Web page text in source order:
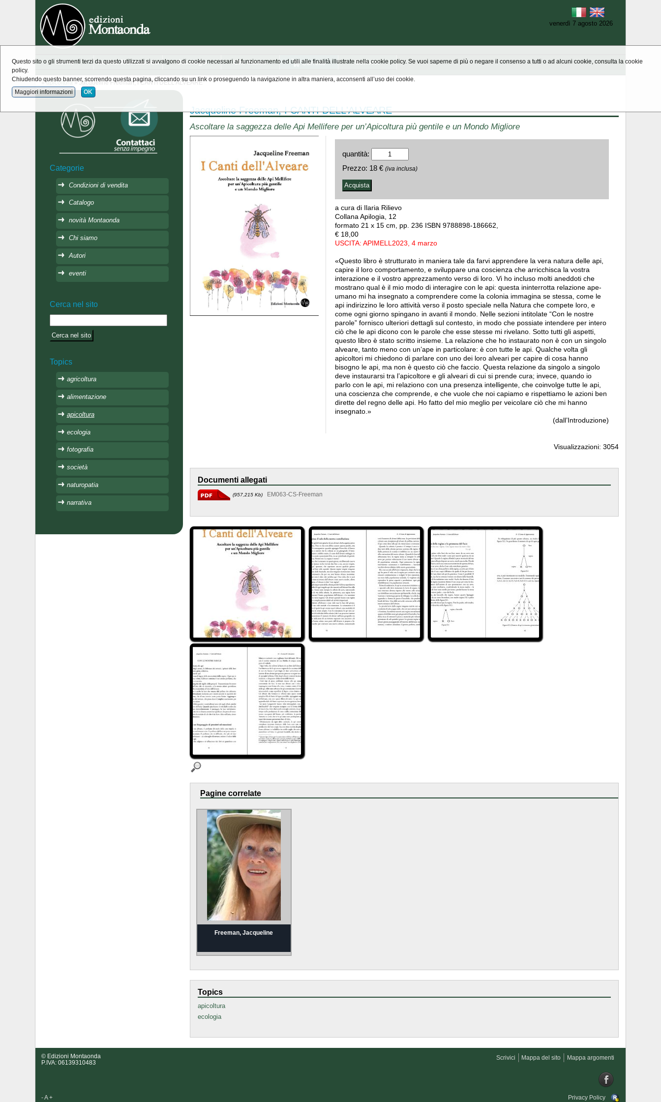
venerdì 7 agosto 2026
Home novità Montaonda Catalogo Chi siamo Scrivici
»apicoltura » Jacqueline Freeman, I CANTI DELL'ALVEARE
Jacqueline Freeman, I CANTI DELL'ALVEARE
Ascoltare la saggezza delle Api Mellifere per un’Apicoltura più gentile e un Mondo Migliore
quantità:
Prezzo: 18 € (iva inclusa)
a cura di Ilaria Rilievo
Collana Apilogia, 12
formato 21 x 15 cm, pp. 236 ISBN 9788898-186662,
€ 18,00
USCITA: APIMELL2023, 4 marzo
«Questo libro è strutturato in maniera tale da farvi apprendere la vera natura delle api,
capire il loro comportamento, e sviluppare una coscienza che arricchisca la vostra
interazione e il vostro apprezzamento verso di loro. Vi ho incluso molti aneddoti che
mostrano qual è il mio modo di interagire con le api: questa ininterrotta relazione ape-
umano mi ha insegnato a comprendere come la colonia immagina se stessa, come le
api indirizzino le loro attività verso il posto speciale nella Natura che compete loro, e
come ogni giorno spingano in avanti il mondo. Nelle sezioni intitolate “Con le nostre
parole” fornisco ulteriori dettagli sul contesto, in modo che possiate intendere per intero
ciò che le api dicono con le parole che esse stesse mi rivelano. Sotto tutti gli aspetti,
questo libro è stato scritto insieme. La relazione che ho instaurato non è con un singolo
alveare, tanto meno con un’ape in particolare: è con tutte le api. Qualche volta gli
apicoltori mi chiedono di parlare con uno dei loro alveari per capire di cosa hanno
bisogno le api, ma non è questo ciò che faccio. Questa relazione da singolo a singolo
deve instaurarsi tra l’apicoltore e gli alveari di cui si prende cura; invece, quando io
parlo con le api, mi relaziono con una presenza intelligente, che coinvolge tutte le api,
una coscienza che comprende, e che vuole che noi capiamo e rispettiamo le azioni ben
dirette del regno delle api. Ho fatto del mio meglio per veicolare ciò che mi hanno
insegnato.»
(dall’Introduzione)
Visualizzazioni: 3054
Documenti allegati
(957,215 Kb) EM063-CS-Freeman
Pagine correlate
Freeman, Jacqueline
Topics
apicoltura
ecologia
Categorie
Condizioni di vendita
Catalogo
novità Montaonda
Chi siamo
Autori
eventi
Cerca nel sito
Topics
agricoltura
alimentazione
apicoltura
ecologia
fotografia
società
naturopatia
narrativa
© Edizioni Montaonda
P.IVA: 06139310483
Scrivici Mappa del sito Mappa argomenti
Privacy Policy
Questo sito o gli strumenti terzi da questo utilizzati si avvalgono di cookie necessari al funzionamento ed utili alle finalità illustrate nella cookie policy. Se vuoi saperne di più o negare il consenso a tutti o ad alcuni cookie, consulta la cookie
policy.
Chiudendo questo banner, scorrendo questa pagina, cliccando su un link o proseguendo la navigazione in altra maniera, acconsenti all’uso dei cookie.
Maggiori informazioni OK
- A +